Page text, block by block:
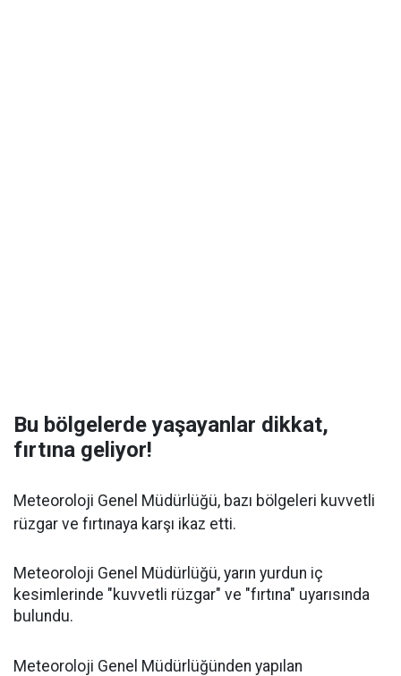
Bu bölgelerde yaşayanlar dikkat,
fırtına geliyor!
Meteoroloji Genel Müdürlüğü, bazı bölgeleri kuvvetli
rüzgar ve fırtınaya karşı ikaz etti.
Meteoroloji Genel Müdürlüğü, yarın yurdun iç
kesimlerinde "kuvvetli rüzgar" ve "fırtına" uyarısında
bulundu.
Meteoroloji Genel Müdürlüğünden yapılan